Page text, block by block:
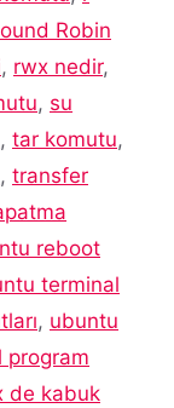
Robin
, rwx nedir,
, su
, tar komutu,
, transfer
reboot
terminal
, ubuntu
program
de kabuk